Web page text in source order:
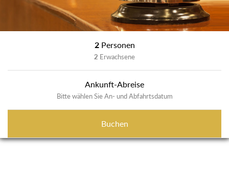
2 Personen
2 Erwachsene
Ankunft-Abreise
Bitte wählen Sie An- und Abfahrtsdatum
Buchen